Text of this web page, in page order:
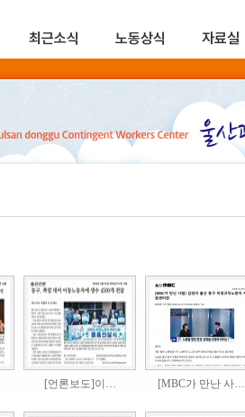
최근소식 노동상식 자료실
[언론보도]이… [MBC가 만난 사…